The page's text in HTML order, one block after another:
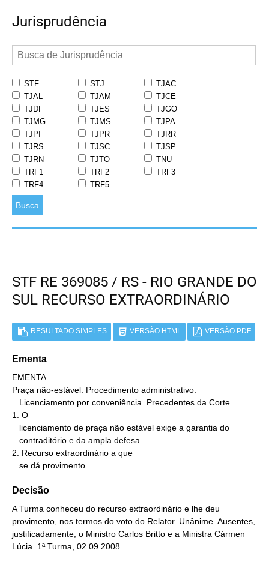
Jurisprudência
STF STJ
TJAC
TJAL
TJAM
TJCE
TJDF
TJES
TJGO
TJMG
TJMS
TJPA
TJPI
TJPR
TJRR
TJRS
TJSC
TJSP
TJRN
TJTO
TNU
TRF1
TRF2
TRF3
TRF4
TRF5
Busca
STF RE 369085 / RS - RIO GRANDE DO
SUL RECURSO EXTRAORDINÁRIO
RESULTADO SIMPLES VERSÃO HTML VERSÃO PDF
Ementa
EMENTA
Praça não-estável. Procedimento administrativo.
1. O
2. Recurso extraordinário a que
   se dá provimento.
Decisão
A Turma conheceu do recurso extraordinário e lhe deu
provimento, nos termos do voto do Relator. Unânime. Ausentes,
justificadamente, o Ministro Carlos Britto e a Ministra Cármen
Lúcia. 1ª Turma, 02.09.2008.